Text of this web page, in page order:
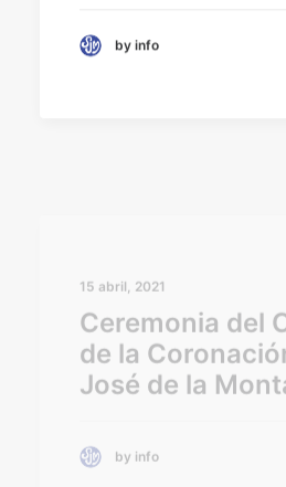
by info
de la
José de la
by info